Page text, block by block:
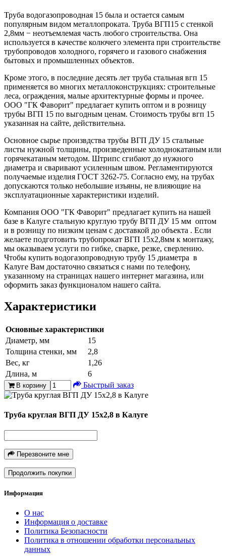
Труба водогазопроводная 15 была и остается самым
популярным видом металлопроката. Труба ВГП15 с стенкой
2,8мм − неотъемлемая часть любого строительства. Она
используется в качестве колючего элемента при строительстве
трубопроводов холодного, горячего и газового снабжения
бытовых и промышленных объектов.
Кроме этого, в последние десять лет труба стальная вгп 15
применяется во многих металлоконструкциях: строительные
леса, ограждения, малые архитектурные формы и прочее.
ООО "ГК Фаворит" предлагает купить оптом и в розницу
трубы ВГП 15 по выгодным ценам. Стоимость трубы вгп 15
указанная на сайте, действительна.
Основное сырье произвдства трубы ВГП ДУ 15 стальные
листы нужной толщины, произведенные холоднокатаным или
горячекатаным методом. Штрипс сгибают до нужного
диаметра и сваривают усиленным швом. Регламентируются
получаемые изделия ГОСТ 3262-75. Согласно ему, на трубах
допускаются только небольшие изъяны, не влияющие на
эксплуатационные характеристики изделий.
Компания ООО "ГК Фаворит" предлагает купить на нашей
базе в Калуге стальную круглую трубу ВГП ДУ 15 мм оптом
и в розницу по низким ценам с доставкой до объекта . Если
желаете подготовить трубопрокат ВГП 15х2,8мм к монтажу,
мы оказываем услуги по гибке, сварке, резке, сверлению.
Чтобы купить водогазопроводную трубу 15 диаметра в
Калуге Вам достаточно связаться с нами по телефону,
указанному на страницах нашего интернет магазина, или
оформить заказ функционалом нашего сайта.
Характеристики
Основные характеристики
Диаметр, мм
15
Толщина стенки, мм
2,8
Вес, кг
1,26
Длина, м
6
В корзину Быстрый заказ
Труба круглая ВГП ДУ 15х2,8 в Калуге
Перезвоните мне
Продолжить покупки
Информация
О нас
Информация о доставке
Политика Безопасности
Политика в отношении обработки персональных
данных